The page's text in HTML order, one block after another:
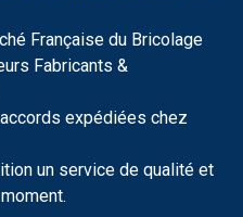
Française du Bricolage
Fabricants &
expédiées chez
un service de qualité et